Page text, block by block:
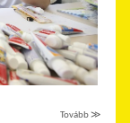
Tovább ≫